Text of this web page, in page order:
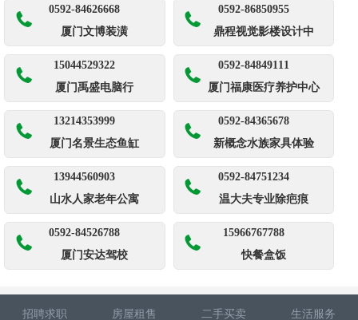
0592-84626668
厦门文博装潢
0592-86850955
鼎程视觉影楼设计中
15044529322
厦门禹盛电脑行
0592-84849111
厦门福康医疗养护中心
13214353999
厦门名景生态鱼缸
0592-84365678
新概念水族家具体验
13944560903
山水人家老年公寓
0592-84751234
温大夫专业除疤痕
0592-84526788
厦门安达驾校
15966767788
快餐盒饭
招聘求职 房屋租售 二手买卖 生活服务